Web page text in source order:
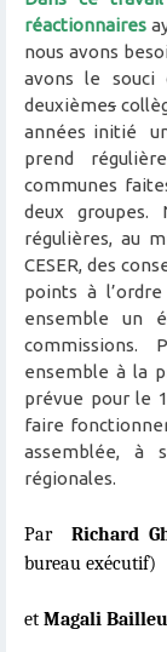
réactionnaires
nous avons
avons le souci
deuxièmes
années initié
prend
communes
deux groupes.
régulières, au
CESER, des
points à
ensemble un
commissions.
ensemble à la
prévue pour le 1
faire
assemblée, à
régionales.
Par Richard
bureau exécutif)
et Magali